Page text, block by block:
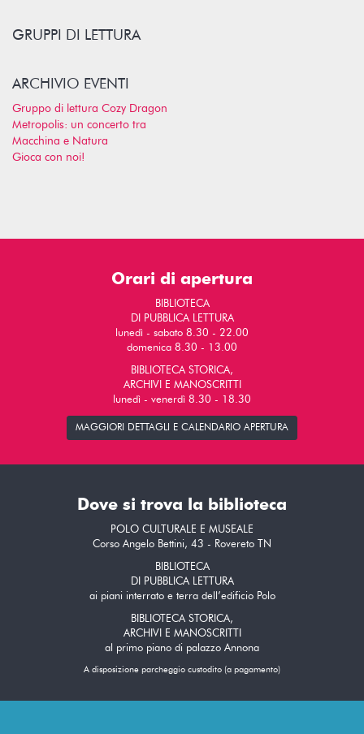
GRUPPI DI LETTURA
ARCHIVIO EVENTI
Gruppo di lettura Cozy Dragon
Metropolis: un concerto tra
Macchina e Natura
Gioca con noi!
Orari di apertura
BIBLIOTECA
DI PUBBLICA LETTURA
lunedì - sabato 8.30 - 22.00
domenica 8.30 - 13.00
BIBLIOTECA STORICA,
ARCHIVI E MANOSCRITTI
lunedì - venerdì 8.30 - 18.30
MAGGIORI DETTAGLI E CALENDARIO APERTURA
Dove si trova la biblioteca
POLO CULTURALE E MUSEALE
Corso Angelo Bettini, 43 - Rovereto TN
BIBLIOTECA
DI PUBBLICA LETTURA
ai piani interrato e terra dell’edificio Polo
BIBLIOTECA STORICA,
ARCHIVI E MANOSCRITTI
al primo piano di palazzo Annona
A disposizione parcheggio custodito (a pagamento)